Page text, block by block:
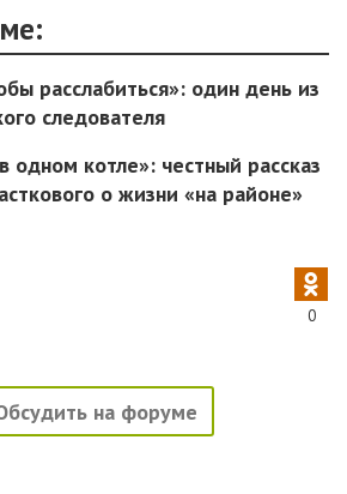
расслабиться»: один день из
следователя
одном котле»: честный рассказ
о жизни «на районе»
0
на форуме